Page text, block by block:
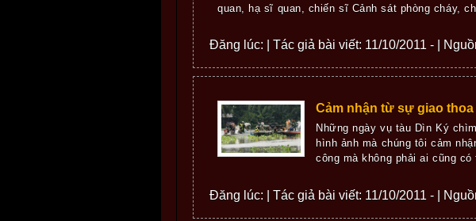
quan, hạ sĩ quan, chiến sĩ Cảnh sát phòng cháy,
Đăng lúc: | Tác giả bài viết: 11/10/2011 - |
Cảm nhận từ sự giao
Những ngày vụ tàu Dìn Ký
hình ảnh mà chúng tôi cảm
công mà không phải ai cũng có
Đăng lúc: | Tác giả bài viết: 11/10/2011 - |